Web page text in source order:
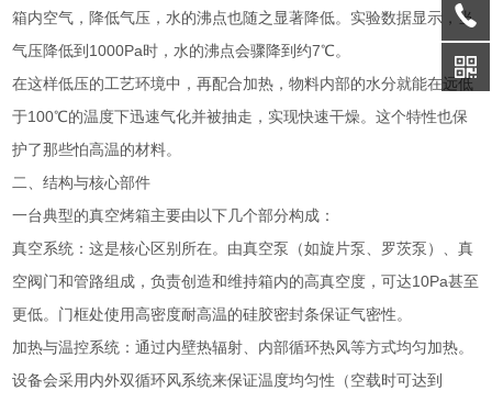
箱内空气，降低气压，水的沸点也随之显著降低。实验数据显示，当
气压降低到1000Pa时，水的沸点会骤降到约7℃。
在这样低压的工艺环境中，再配合加热，物料内部的水分就能在远低
于100℃的温度下迅速气化并被抽走，实现快速干燥。这个特性也保
护了那些怕高温的材料。
二、结构与核心部件
一台典型的真空烤箱主要由以下几个部分构成：
真空系统：这是核心区别所在。由真空泵（如旋片泵、罗茨泵）、真
空阀门和管路组成，负责创造和维持箱内的高真空度，可达10Pa甚至
更低。门框处使用高密度耐高温的硅胶密封条保证气密性。
加热与温控系统：通过内壁热辐射、内部循环热风等方式均匀加热。
设备会采用内外双循环风系统来保证温度均匀性（空载时可达到